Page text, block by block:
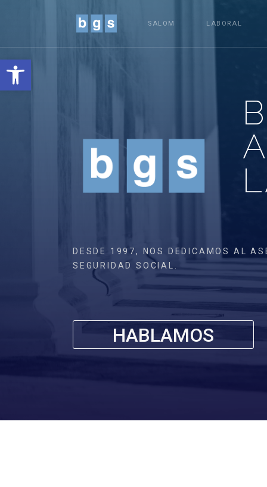
Abrir barra de herramientas
SALOM LABORAL
DESDE 1997, NOS DEDICAMOS AL
SEGURIDAD SOCIAL.
HABLAMOS